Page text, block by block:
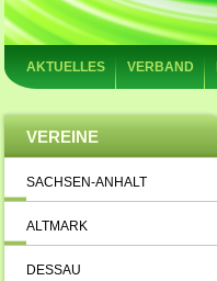
AKTUELLES VERBAND
VEREINE
SACHSEN-ANHALT
ALTMARK
DESSAU